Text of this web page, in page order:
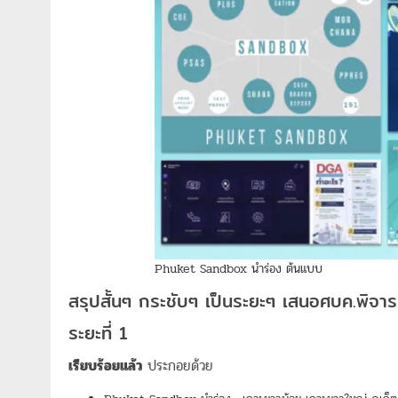
Phuket Sandbox นำร่อง ต้นแบบ
สรุปสั้นๆ กระชับๆ เป็นระยะๆ เสนอศบค.พิจา
ระยะที่ 1
เรียบร้อยแล้ว ประกอยด้วย